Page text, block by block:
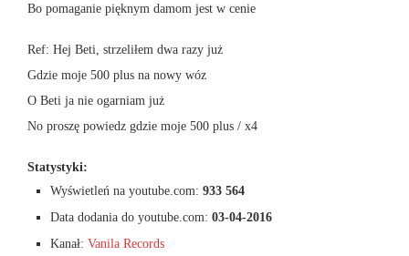
Bo pomaganie pięknym damom jest w cenie
Ref: Hej Beti, strzeliłem dwa razy już
Gdzie moje 500 plus na nowy wóz
O Beti ja nie ogarniam już
No proszę powiedz gdzie moje 500 plus / x4
Statystyki:
Wyświetleń na youtube.com: 933 564
Data dodania do youtube.com: 03-04-2016
Kanał: Vanila Records